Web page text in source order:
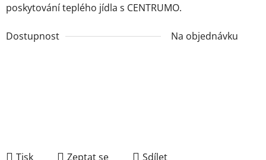
poskytování teplého jídla s CENTRUMO.
Dostupnost Na objednávku
Tisk Zeptat se Sdílet